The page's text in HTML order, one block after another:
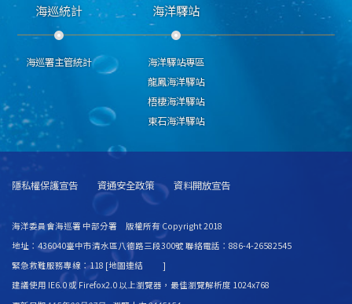
海巡統計
海巡署主管統計
海洋驛站
海洋驛站專區
龍鳳海洋驛站
梧棲海洋驛站
東石海洋驛站
隱私權保護宣告 資通安全政策 資料開放宣告
海洋委員會海巡署 中部分署 版權所有 Copyright 2018
地址：436040臺中市清水區八德路三段300號 聯絡電話：886-4-26582545
緊急救難服務專線：118 [地圖連結
]
建議使用 IE6.0 或 Firefox2.0 以上瀏覽器，最佳瀏覽解析度 1024x768